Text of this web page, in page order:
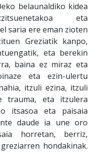
belaunaldiko kidea
eta
saria ere eman zioten
Greziatik kanpo,
eta berekin
baina ez miraz eta
eta ezin-ulertu
itzuli ezina, itzuli
trauma, eta itzulera
itsasoa eta paisaia
daude ia une oro
horretan, berriz,
hondakinak.